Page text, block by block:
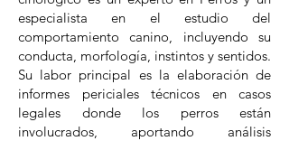
especialista en el estudio del
comportamiento canino, incluyendo su
conducta, morfología, instintos y sentidos.
Su labor principal es la elaboración de
informes periciales técnicos en casos
legales donde los perros están
involucrados, aportando análisis